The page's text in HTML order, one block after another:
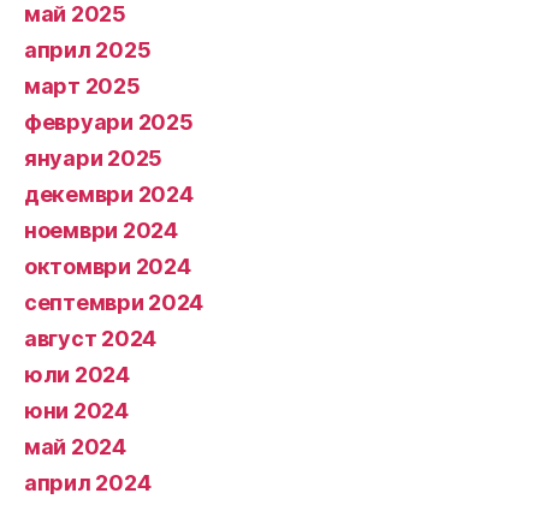
май 2025
април 2025
март 2025
февруари 2025
януари 2025
декември 2024
ноември 2024
октомври 2024
септември 2024
август 2024
юли 2024
юни 2024
май 2024
април 2024